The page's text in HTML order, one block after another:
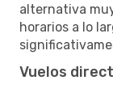
alternativa
horarios a lo
Vuelos